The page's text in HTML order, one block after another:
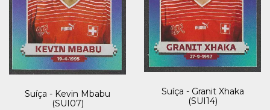
Suíça - Kevin Mbabu
(SUI07)
Suíça - Granit Xhaka
(SUI14)